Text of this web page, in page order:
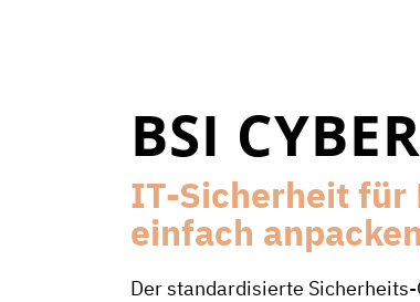
BSI
IT-Sicherheit für
einfach
Der standardisierte